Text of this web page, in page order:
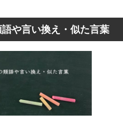
語や言い換え・似た言葉